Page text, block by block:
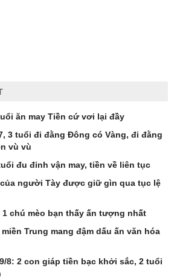
ăn may Tiền cứ vơi lại đầy
3 tuổi đi đằng Đông có Vàng, đi đằng
vù vù
đu đỉnh vận may, tiền về liên tục
người Tày được giữ gìn qua tục lệ
1 chú mèo bạn thấy ấn tượng nhất
Trung mang đậm dấu ấn văn hóa
8: 2 con giáp tiền bạc khởi sắc, 2 tuổi